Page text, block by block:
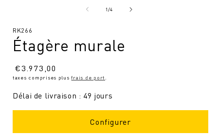
modal
1/de4
SKU
RK266
Étagère murale
Prix
normal
€3.973,00
taxes comprises plusfrais de port
Délai de livraison : 49 jours
Configurer